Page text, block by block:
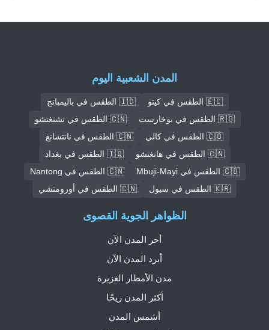
المدن الشعبية اليوم
🇪🇨 الطقس في كيتو
🇮🇩 الطقس في باليمبانج
🇷🇴 الطقس في بوخارست
🇨🇳 الطقس في تشنغتشو
🇨🇴 الطقس في كالي
🇨🇳 الطقس في نانتشانغ
🇨🇳 الطقس في هانغتشو
🇮🇶 الطقس في بغداد
🇨🇩 الطقس في Mbuji-Mayi
🇨🇳 الطقس في Nantong
🇰🇷 الطقس في سيول
🇨🇳 الطقس في أورومتشي
الظواهر الجوية القصوى
أحر المدن الآن
أبرد المدن الآن
مدن الأمطار الغزيرة
أكثر المدن ريحًا
أشمس المدن